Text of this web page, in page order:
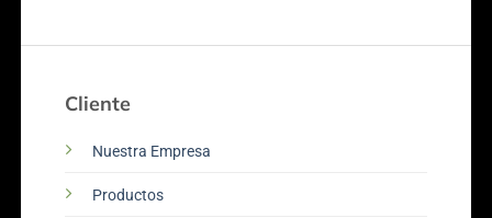
Cliente
Nuestra Empresa
Productos